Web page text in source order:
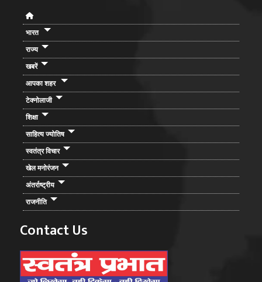
भारत
राज्य
खबरें
आपका शहर
टेक्नोलाजी
शिक्षा
साहित्य ज्योतिष
स्वतंत्र विचार
खेल मनोरंजन
अंतर्राष्ट्रीय
राजनीति
Contact Us